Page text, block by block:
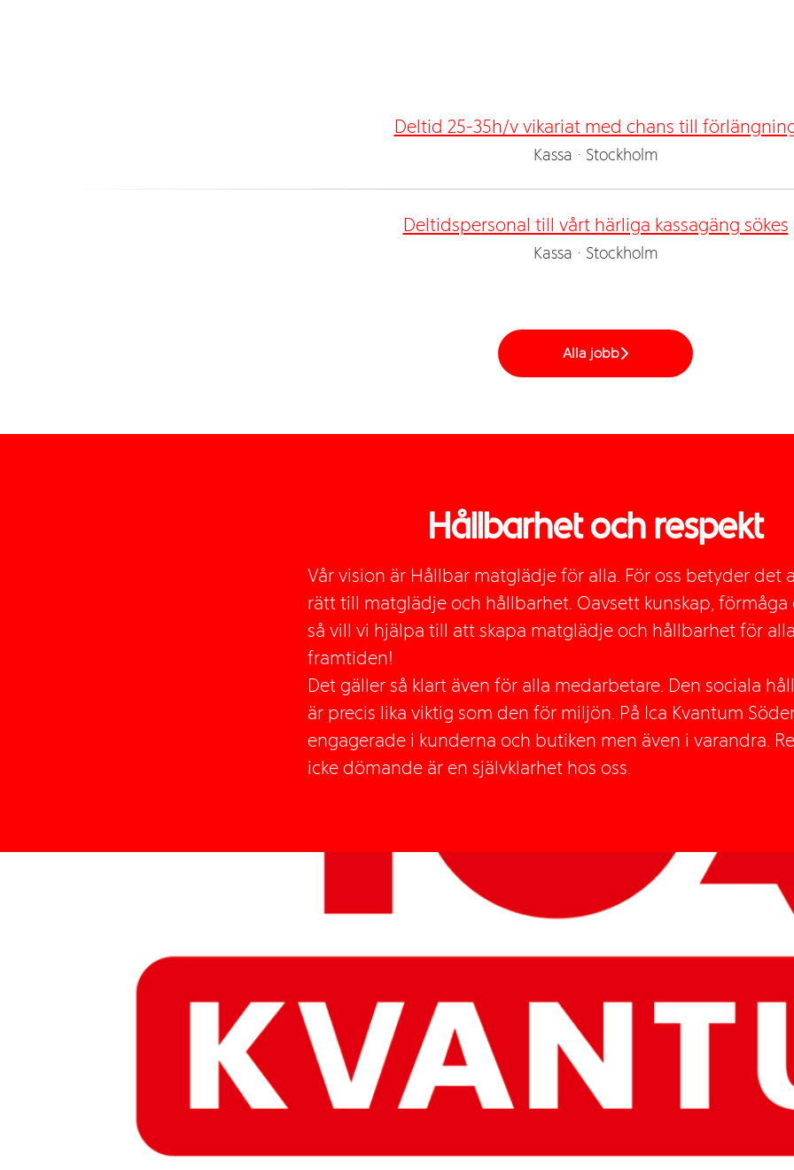
Deltid 25-35h/v vikariat med chans till
Kassa · Stockholm
Deltidspersonal till vårt härliga kassagäng sökes
Kassa · Stockholm
Alla jobb
Hållbarhet och respekt
Vår vision är Hållbar matglädje för alla. För oss betyder det
rätt till matglädje och hållbarhet. Oavsett kunskap, förmåga
så vill vi hjälpa till att skapa matglädje och hållbarhet för
framtiden!
Det gäller så klart även för alla medarbetare. Den sociala
är precis lika viktig som den för miljön. På Ica Kvantum
engagerade i kunderna och butiken men även i varandra.
icke dömande är en självklarhet hos oss.